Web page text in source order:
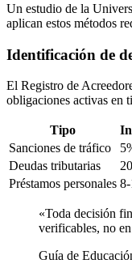
Un estudio de la
aplican estos métodos
Identificación de
El Registro de
obligaciones activas en
Tipo
Sanciones de tráfico
Deudas tributarias
Préstamos personales
«Toda decisión financiera debe basarse en datos
verificables, no
Guía de